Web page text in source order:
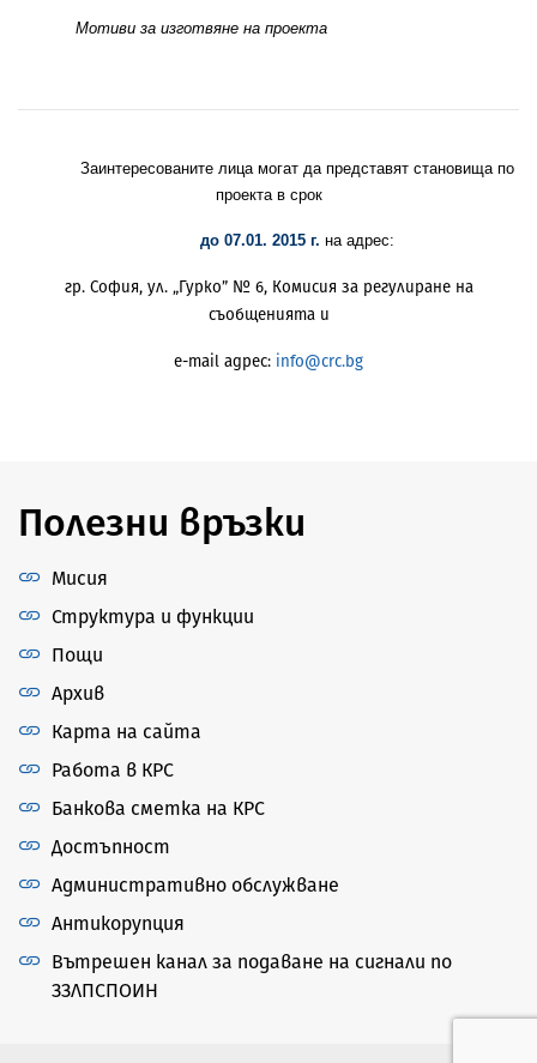
Мотиви за изготвяне на проекта
Заинтересованите лица могат да представят становища по
проекта в срок
до 07.01. 2015 г. на адрес:
гр. София, ул. „Гурко” № 6, Комисия за регулиране на
съобщенията и
e-mail адрес: info@crc.bg
Полезни връзки
Мисия
Структура и функции
Пощи
Архив
Карта на сайта
Работа в КРС
Банкова сметка на КРС
Достъпност
Административно обслужване
Антикорупция
Вътрешен канал за подаване на сигнали по
ЗЗЛПСПОИН